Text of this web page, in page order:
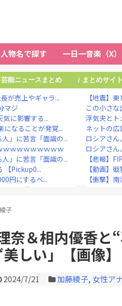
人物名で探す 一日一音楽（X）
芸能ニュースまとめ / まとめサイ
が売上やギャラ...
マジ
に影響する...
になることが発覚...
」に苦言「面識の...
ｗｗｗｗｗｗｗｗｗ
」に苦言「面識の...
【Pickup0...
円にするべ...
の目的ｗ
利→いわき勢55...
【地震】
この小さ
浮気夫とト
ネットの
ロシアさ
ロシアさ
【悲報】
【動画】
【衝撃】
ヒコロヒ
“テレビ
Powered
子
奈＆相内優香と
しい」【画像】
2024/7/21 加藤綾子, 女性ア